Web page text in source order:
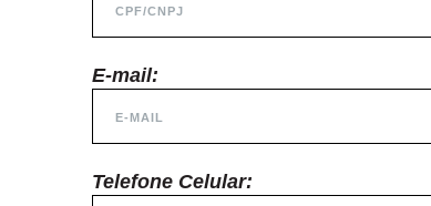
E-mail:
Telefone Celular: